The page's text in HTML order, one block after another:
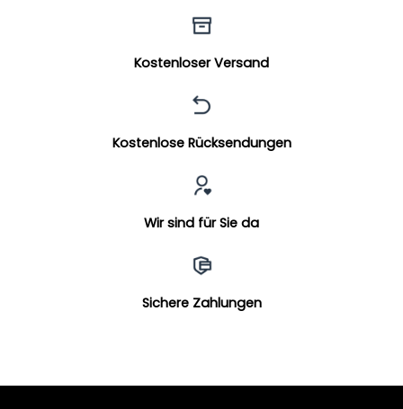
Kostenloser Versand
Kostenlose Rücksendungen
Wir sind für Sie da
Sichere Zahlungen